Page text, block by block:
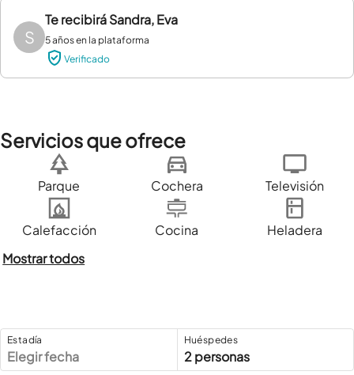
S
Te recibiráSandra, Eva
5 años en la plataforma
Verificado
Servicios que ofrece
Parque Cochera Televisión
Calefacción Cocina
Heladera
Mostrar todos
Estadía
Elegir fecha
Huéspedes
2 personas